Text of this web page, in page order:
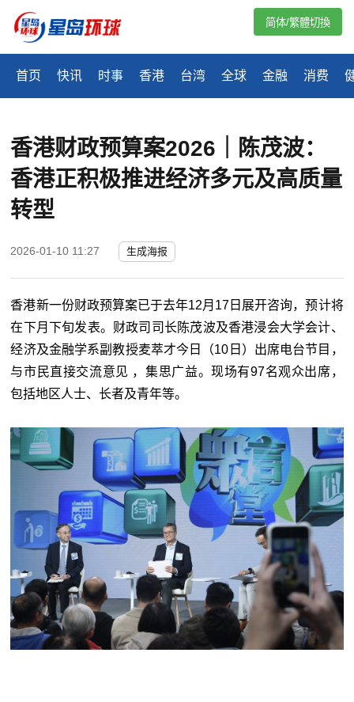
首页 快讯 时事 香港 台湾 全球 金融 消费
简体/繁體切換
香港财政预算案2026｜陈茂波：
香港正积极推进经济多元及高质量
转型
2026-01-10 11:27 生成海报
香港新一份财政预算案已于去年12月17日展开咨询，预计将
在下月下旬发表。财政司司长陈茂波及香港浸会大学会计、
经济及金融学系副教授麦萃才今日（10日）出席电台节目，
与市民直接交流意见 ，集思广益。现场有97名观众出席，
包括地区人士、长者及青年等。